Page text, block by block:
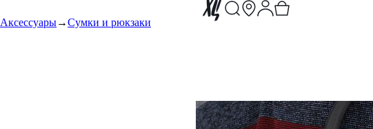
Аксессуары Сумки и рюкзаки